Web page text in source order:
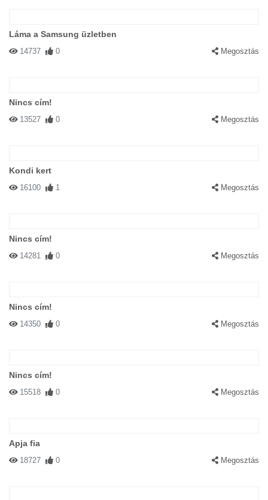
Láma a Samsung üzletben
14737 0 Megosztás
Nincs cím!
13527 0 Megosztás
Kondi kert
16100 1 Megosztás
Nincs cím!
14281 0 Megosztás
Nincs cím!
14350 0 Megosztás
Nincs cím!
15518 0 Megosztás
Apja fia
18727 0 Megosztás